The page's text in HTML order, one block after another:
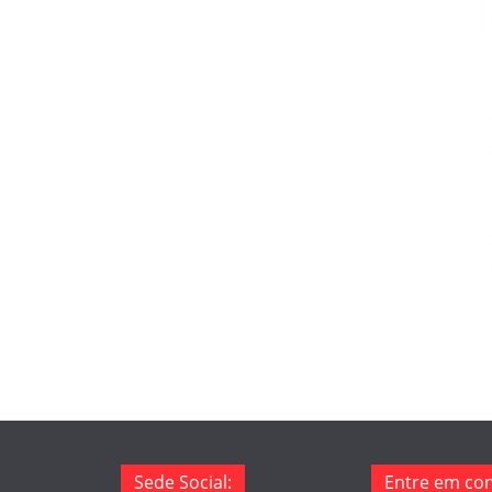
Sede Social: Entre em